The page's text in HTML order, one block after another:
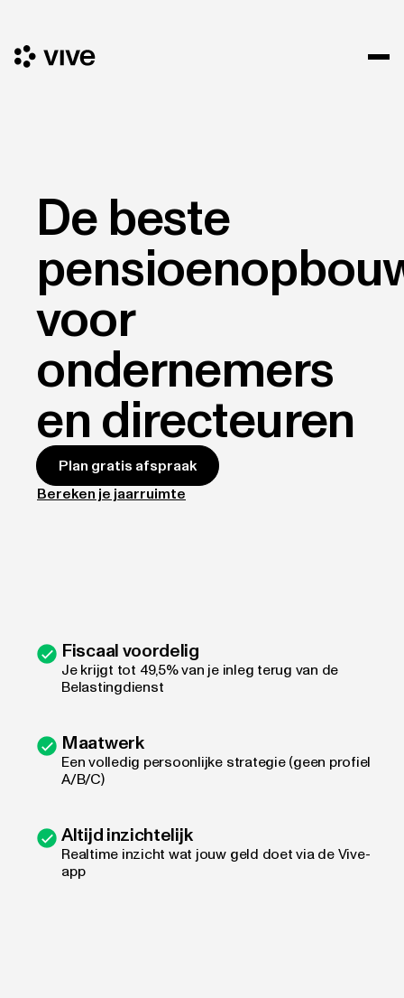
De beste
voor
ondernemers
en directeuren
Plan gratis afspraak
Bereken je jaarruimte
Fiscaal voordelig
Je krijgt tot 49,5% van je inleg terug van de
Belastingdienst
Maatwerk
Een volledig persoonlijke strategie (geen profiel
A/B/C)
Altijd inzichtelijk
Realtime inzicht wat jouw geld doet via de Vive-
app